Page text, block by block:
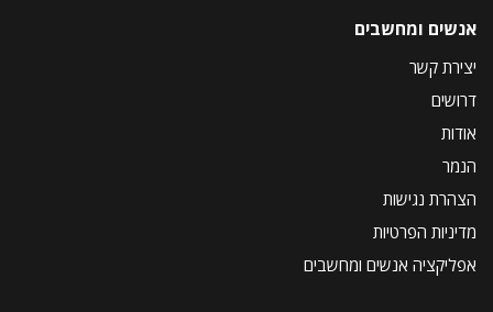
אנשים ומחשבים
יצירת קשר
דרושים
אודות
הנמר
הצהרת נגישות
מדיניות הפרטיות
אפליקציה אנשים ומחשבים